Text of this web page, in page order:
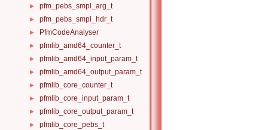
► pfm_pebs_smpl_arg_t
► pfm_pebs_smpl_hdr_t
► PfmCodeAnalyser
► pfmlib_amd64_counter_t
► pfmlib_amd64_input_param_t
► pfmlib_amd64_output_param_t
► pfmlib_core_counter_t
► pfmlib_core_input_param_t
► pfmlib_core_output_param_t
► pfmlib_core_pebs_t